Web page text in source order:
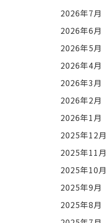
2026年7月
2026年6月
2026年5月
2026年4月
2026年3月
2026年2月
2026年1月
2025年12月
2025年11月
2025年10月
2025年9月
2025年8月